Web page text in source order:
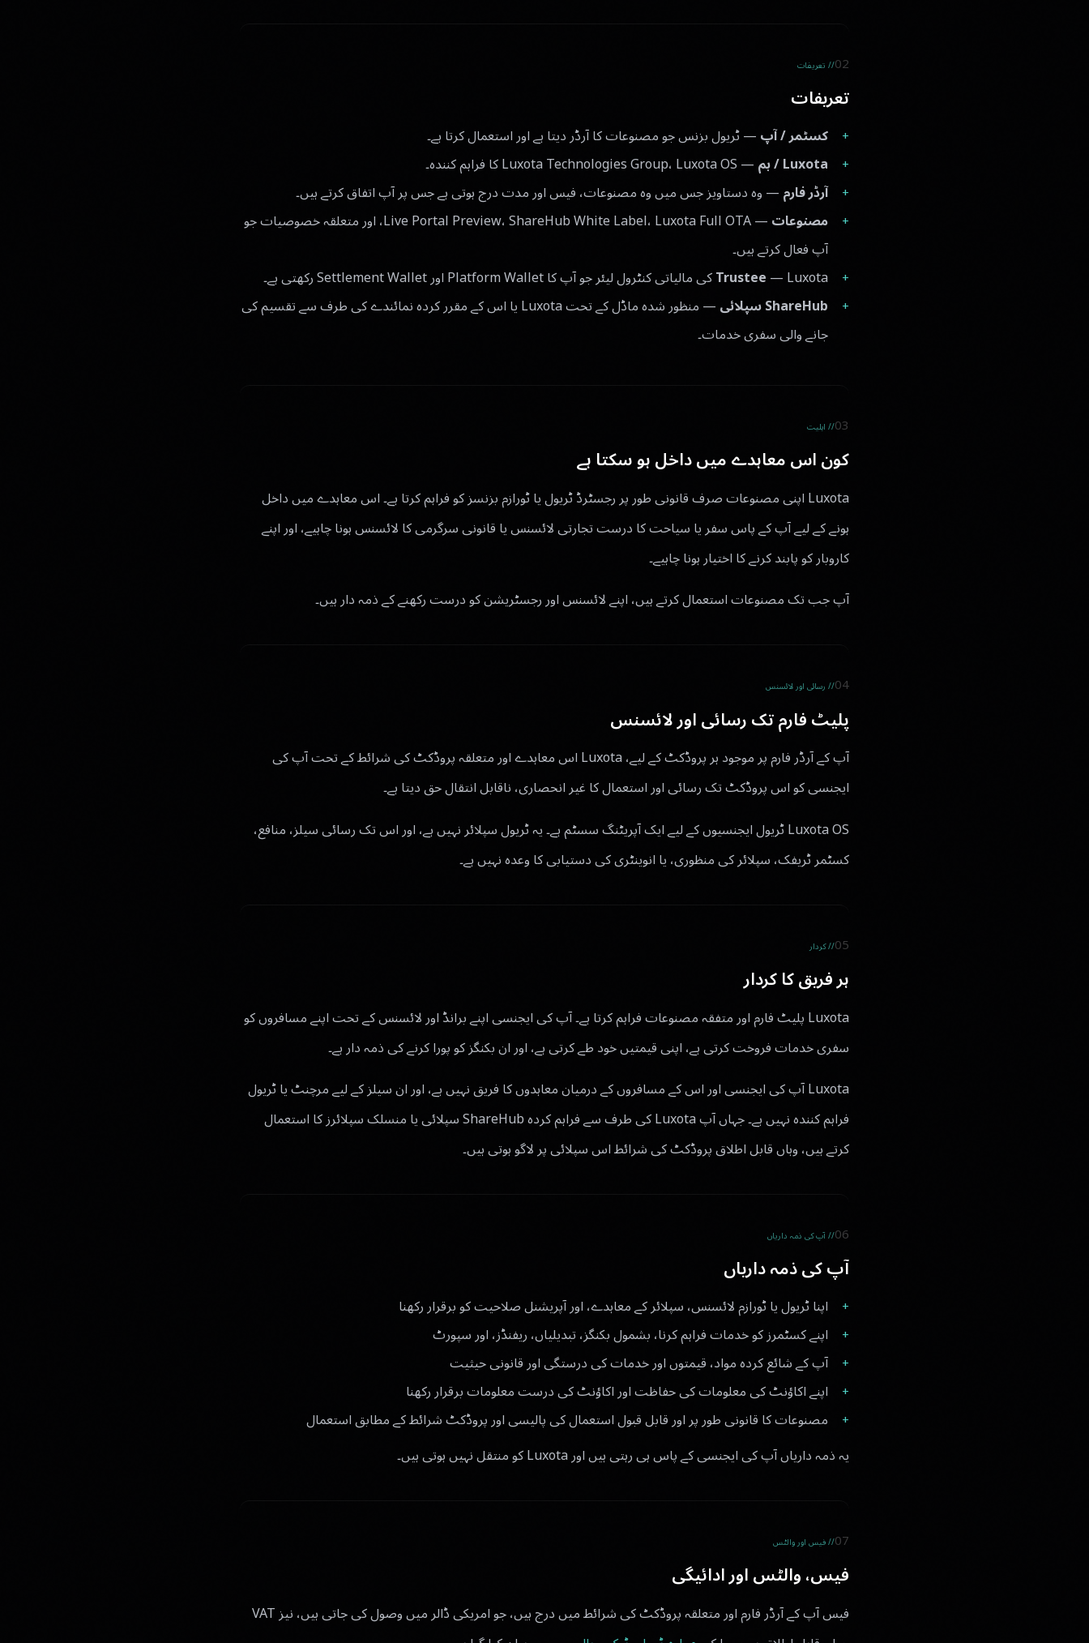
02// تعریفات
تعریفات
کسٹمر / آپ— ٹریول بزنس جو مصنوعات کا آرڈر دیتا ہے اور استعمال کرتا ہے۔
Luxota / ہم
— Luxota Technologies Group، Luxota OS کا فراہم کنندہ۔
آرڈر فارم— وہ دستاویز جس میں وہ مصنوعات، فیس اور مدت درج ہوتی ہے جس پر آپ اتفاق کرتے ہیں۔
مصنوعات
— Live Portal Preview، ShareHub White Label، Luxota Full OTA، اور متعلقہ خصوصیات جو
آپ فعال کرتے ہیں۔
Trustee— Luxota کی مالیاتی کنٹرول لیئر جو آپ کا Platform Wallet اور Settlement Wallet رکھتی ہے۔
ShareHub سپلائی
— منظور شدہ ماڈل کے تحت Luxota یا اس کے مقرر کردہ نمائندے کی طرف سے تقسیم کی
جانے والی سفری خدمات۔
03// اہلیت
کون اس معاہدے میں داخل ہو سکتا ہے
Luxota اپنی مصنوعات صرف قانونی طور پر رجسٹرڈ ٹریول یا ٹورازم بزنسز کو فراہم کرتا ہے۔ اس معاہدے میں داخل
ہونے کے لیے آپ کے پاس سفر یا سیاحت کا درست تجارتی لائسنس یا قانونی سرگرمی کا لائسنس ہونا چاہیے، اور اپنے
کاروبار کو پابند کرنے کا اختیار ہونا چاہیے۔
آپ جب تک مصنوعات استعمال کرتے ہیں، اپنے لائسنس اور رجسٹریشن کو درست رکھنے کے ذمہ دار ہیں۔
04// رسائی اور لائسنس
پلیٹ فارم تک رسائی اور لائسنس
آپ کے آرڈر فارم پر موجود ہر پروڈکٹ کے لیے، Luxota اس معاہدے اور متعلقہ پروڈکٹ کی شرائط کے تحت آپ کی
ایجنسی کو اس پروڈکٹ تک رسائی اور استعمال کا غیر انحصاری، ناقابل انتقال حق دیتا ہے۔
Luxota OS ٹریول ایجنسیوں کے لیے ایک آپریٹنگ سسٹم ہے۔ یہ ٹریول سپلائر نہیں ہے، اور اس تک رسائی سیلز، منافع،
کسٹمر ٹریفک، سپلائر کی منظوری، یا انوینٹری کی دستیابی کا وعدہ نہیں ہے۔
05// کردار
ہر فریق کا کردار
Luxota پلیٹ فارم اور متفقہ مصنوعات فراہم کرتا ہے۔ آپ کی ایجنسی اپنے برانڈ اور لائسنس کے تحت اپنے مسافروں کو
سفری خدمات فروخت کرتی ہے، اپنی قیمتیں خود طے کرتی ہے، اور ان بکنگز کو پورا کرنے کی ذمہ دار ہے۔
Luxota آپ کی ایجنسی اور اس کے مسافروں کے درمیان معاہدوں کا فریق نہیں ہے، اور ان سیلز کے لیے مرچنٹ یا ٹریول
فراہم کنندہ نہیں ہے۔ جہاں آپ Luxota کی طرف سے فراہم کردہ ShareHub سپلائی یا منسلک سپلائرز کا استعمال
کرتے ہیں، وہاں قابل اطلاق پروڈکٹ کی شرائط اس سپلائی پر لاگو ہوتی ہیں۔
06// آپ کی ذمہ داریاں
آپ کی ذمہ داریاں
اپنا ٹریول یا ٹورازم لائسنس، سپلائر کے معاہدے، اور آپریشنل صلاحیت کو برقرار رکھنا
اپنے کسٹمرز کو خدمات فراہم کرنا، بشمول بکنگز، تبدیلیاں، ریفنڈز، اور سپورٹ
آپ کے شائع کردہ مواد، قیمتوں اور خدمات کی درستگی اور قانونی حیثیت
اپنے اکاؤنٹ کی معلومات کی حفاظت اور اکاؤنٹ کی درست معلومات برقرار رکھنا
مصنوعات کا قانونی طور پر اور قابل قبول استعمال کی پالیسی اور پروڈکٹ شرائط کے مطابق استعمال
یہ ذمہ داریاں آپ کی ایجنسی کے پاس ہی رہتی ہیں اور Luxota کو منتقل نہیں ہوتی ہیں۔
07// فیس اور والٹس
فیس، والٹس اور ادائیگی
فیس آپ کے آرڈر فارم اور متعلقہ پروڈکٹ کی شرائط میں درج ہیں، جو امریکی ڈالر میں وصول کی جاتی ہیں، نیز VAT